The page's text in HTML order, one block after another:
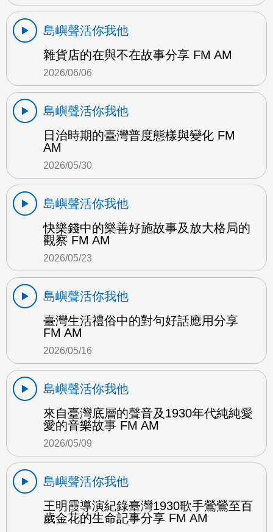
島嶼聲活你我他
雜貨店的在與不在故事分享 FM AM
2026/06/06
島嶼聲活你我他
日治時期的臺灣普度態樣與變化 FM
AM
2026/05/30
島嶼聲活你我他
快樂錢中的樂善好施故事及放大格局的
觀察 FM AM
2026/05/23
島嶼聲活你我他
臺灣生活禮俗中的對句好話應用分享
FM AM
2026/05/16
島嶼聲活你我他
來自臺灣底層的聲音及1930年代純純愛
愛的音樂故事 FM AM
2026/05/09
島嶼聲活你我他
王明霞導演紀錄臺灣1930歌手鶯鶯至百
歲金花的生命記事分享 FM AM